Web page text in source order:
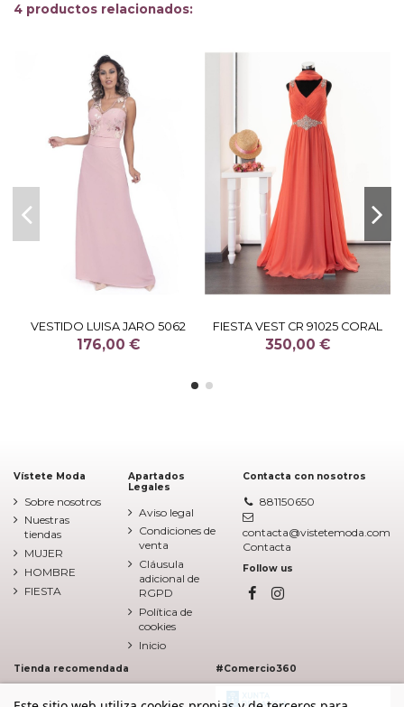
4 productos relacionados:
VESTIDO LUISA JARO 5062
176,00 €
FIESTA VEST CR 91025 CORAL
350,00 €
Vístete Moda
Sobre nosotros
Nuestras
tiendas
MUJER
HOMBRE
FIESTA
Apartados
Legales
Aviso legal
Condiciones de
venta
Cláusula
adicional de
RGPD
Política de
cookies
Inicio
Contacta con nosotros
881150650
contacta@vistetemoda.com
Contacta
Follow us
Tienda recomendada #Comercio360